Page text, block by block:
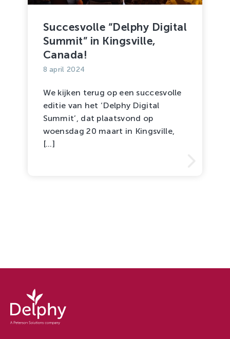
Succesvolle “Delphy Digital
Summit” in Kingsville,
Canada!
8 april 2024
We kijken terug op een succesvolle
editie van het ‘Delphy Digital
Summit’, dat plaatsvond op
woensdag 20 maart in Kingsville,
[...]
Delphy
-
Delphy